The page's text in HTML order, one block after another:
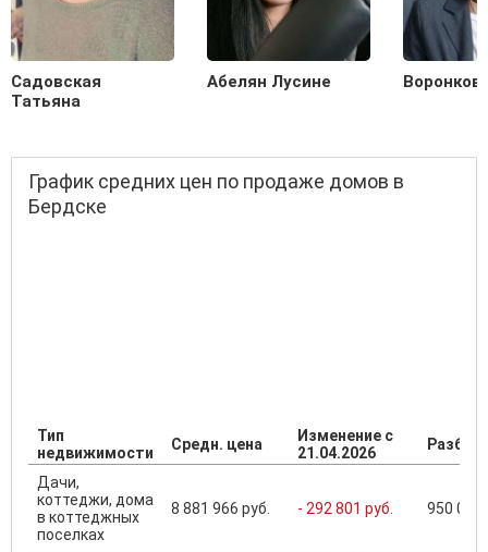
Садовская
Татьяна
Абелян Лусине
График средних цен по продаже домов в
Бердске
Тип
недвижимости
Средн. цена
Изменение с
21.04.2026
Дачи,
коттеджи, дома
в коттеджных
поселках
8 881 966 руб. - 292 801 руб. 950 000